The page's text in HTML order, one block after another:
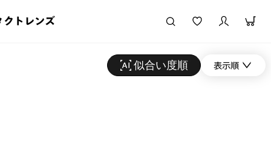
クトレンズ
似合い度順 表示順